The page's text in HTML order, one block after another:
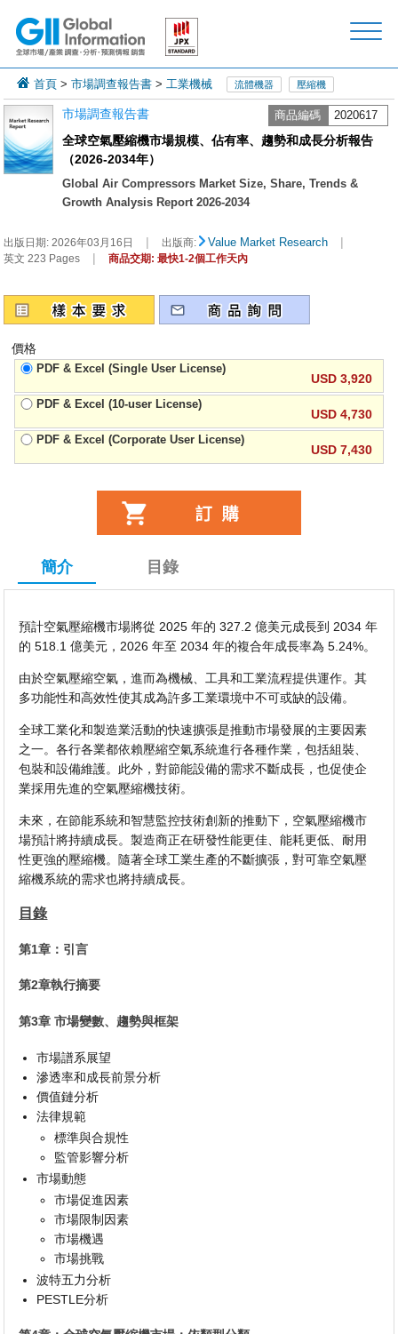
首頁 >市場調查報告書 >工業機械 流體機器 壓縮機
市場調查報告書 商品編碼 2020617
全球空氣壓縮機市場規模、佔有率、趨勢和成長分析報告
（2026-2034年）
Global Air Compressors Market Size, Share, Trends &
Growth Analysis Report 2026-2034
出版日期:2026年03月16日 | 出版商: Value Market Research |
英文 223 Pages | 商品交期: 最快1-2個工作天內
價格
PDF & Excel (Single User License)
USD 3,920
PDF & Excel (10-user License)
USD 4,730
PDF & Excel (Corporate User License)
USD 7,430
簡介 目錄
預計空氣壓縮機市場將從 2025 年的 327.2 億美元成長到 2034 年
的 518.1 億美元，2026 年至 2034 年的複合年成長率為 5.24%。
由於空氣壓縮空氣，進而為機械、工具和工業流程提供運作。其
多功能性和高效性使其成為許多工業環境中不可或缺的設備。
全球工業化和製造業活動的快速擴張是推動市場發展的主要因素
之一。各行各業都依賴壓縮空氣系統進行各種作業，包括組裝、
包裝和設備維護。此外，對節能設備的需求不斷成長，也促使企
業採用先進的空氣壓縮機技術。
未來，在節能系統和智慧監控技術創新的推動下，空氣壓縮機市
場預計將持續成長。製造商正在研發性能更佳、能耗更低、耐用
性更強的壓縮機。隨著全球工業生產的不斷擴張，對可靠空氣壓
縮機系統的需求也將持續成長。
目錄
第1章：引言
第2章執行摘要
第3章 市場變數、趨勢與框架
市場譜系展望
滲透率和成長前景分析
價值鏈分析
法律規範
標準與合規性
監管影響分析
市場動態
市場促進因素
市場限制因素
市場機遇
市場挑戰
波特五力分析
PESTLE分析